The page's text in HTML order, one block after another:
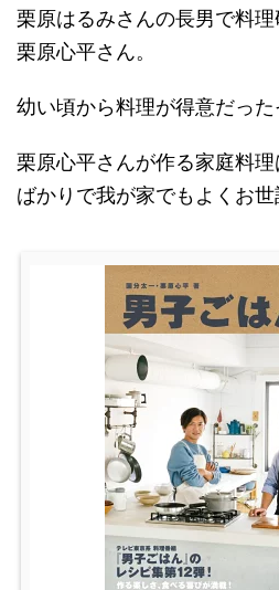
栗原はるみさんの長男で料
栗原心平さん。
幼い頃から料理が得意だった
栗原心平さんが作る家庭料
ばかりで我が家でもよくお世